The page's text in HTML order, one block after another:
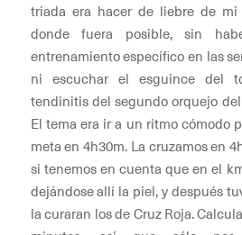
triada era hacer de liebre de mi
donde fuera posible, sin
entrenamiento específico en las
ni escuchar el esguince del
tendinitis del segundo orquejo
El tema era ir a un ritmo cómodo
meta en 4h30m. La cruzamos en
si tenemos en cuenta que en el
dejándose allí la piel, y después
la curaran los de Cruz Roja.